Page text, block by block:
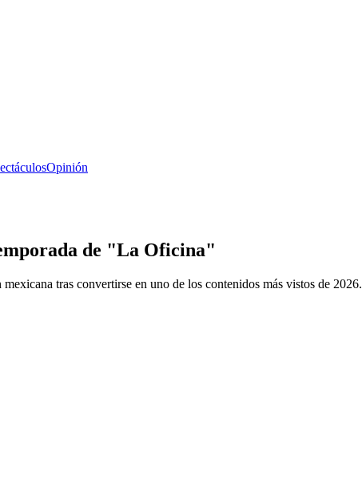
Opinión
de "La Oficina"
tras convertirse en uno de los contenidos más vistos de 2026.